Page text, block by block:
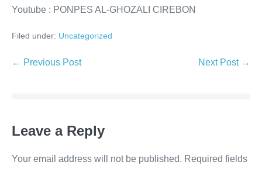
Youtube : PONPES AL-GHOZALI CIREBON
Filed under: Uncategorized
Post
← Previous Post Next Post →
Leave a Reply
Your email address will not be published. Required fields